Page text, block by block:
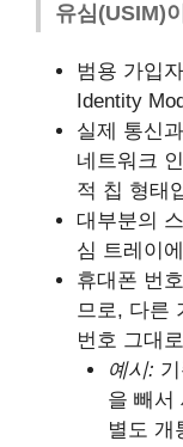
유심(USIM)
범용 가입
Identity
실제 통신
네트워크
적 칩 형태
대부분의
심 트레이
휴대폰 번
므로, 다른
번호 그대
예시:
을 빼서
별도 개